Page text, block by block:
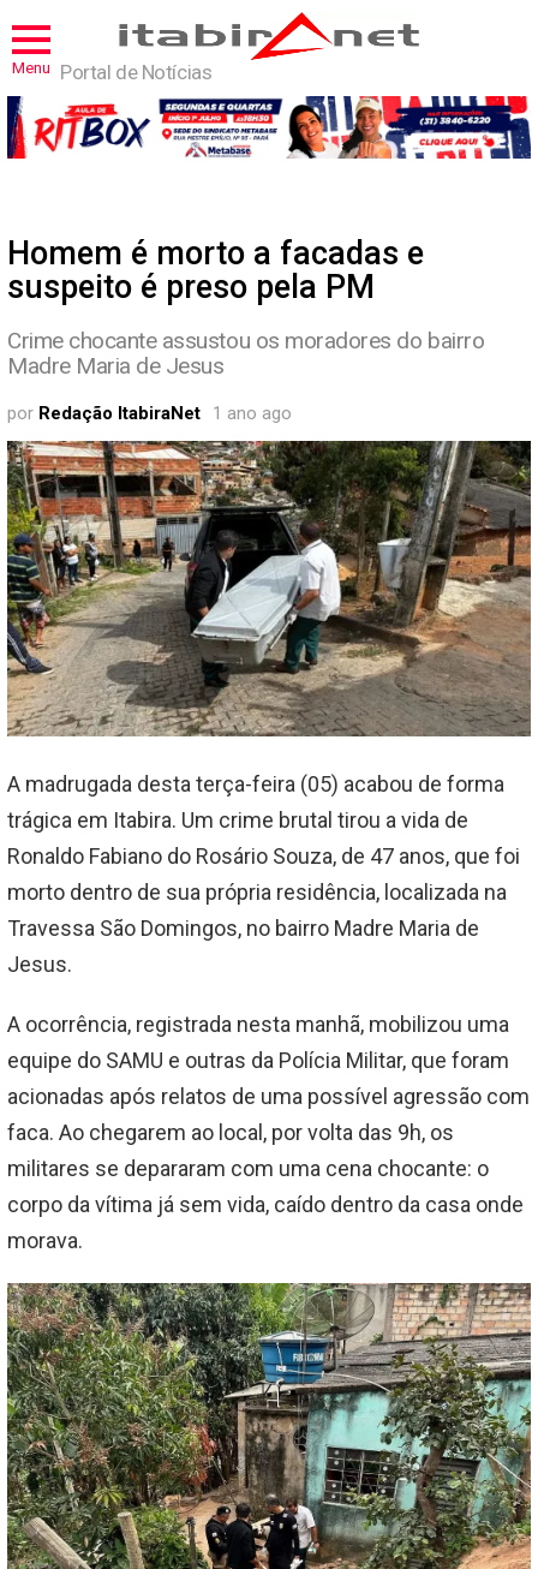
Menu Portal de Notícias
Homem é morto a facadas e
suspeito é preso pela PM
Crime chocante assustou os moradores do bairro
Madre Maria de Jesus
por Redação ItabiraNet 1 ano ago
A madrugada desta terça-feira (05) acabou de forma
trágica em Itabira. Um crime brutal tirou a vida de
Ronaldo Fabiano do Rosário Souza, de 47 anos, que foi
morto dentro de sua própria residência, localizada na
Travessa São Domingos, no bairro Madre Maria de
Jesus.
A ocorrência, registrada nesta manhã, mobilizou uma
equipe do SAMU e outras da Polícia Militar, que foram
acionadas após relatos de uma possível agressão com
faca. Ao chegarem ao local, por volta das 9h, os
militares se depararam com uma cena chocante: o
corpo da vítima já sem vida, caído dentro da casa onde
morava.